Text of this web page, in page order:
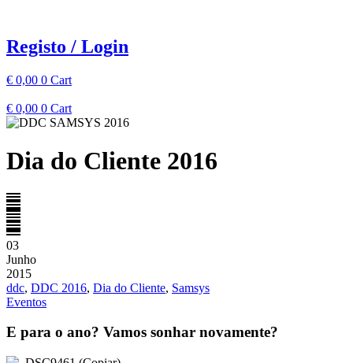
o
conteúdo
Registo / Login
€ 0,00 0 Cart
€ 0,00 0 Cart
Dia do Cliente 2016
03
Junho
2015
ddc, DDC 2016, Dia do Cliente, Samsys
Eventos
E para o ano? Vamos sonhar novamente?